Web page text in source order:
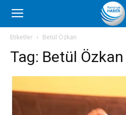
Romanya
Haber
Etiketler Betül Özkan
Tag: Betül Özkan